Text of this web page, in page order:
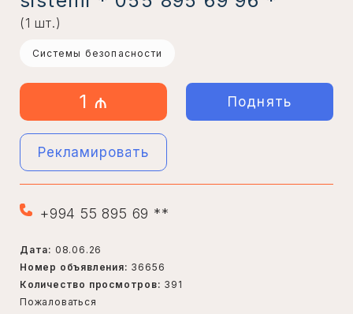
(1 шт.)
Системы безопасности
1 ₼ Поднять
Рекламировать
+994 55 895 69 **
Дата: 08.06.26
Номер объявления: 36656
Количество просмотров: 391
Пожаловаться